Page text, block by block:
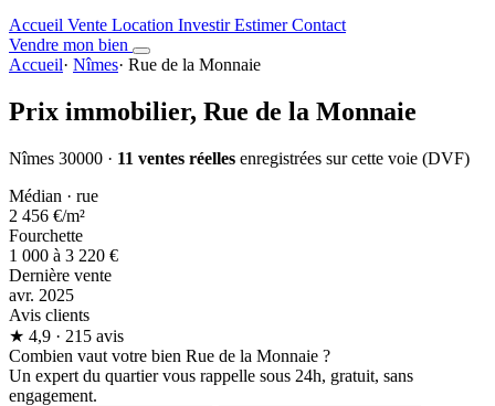
Accueil Vente Location InvestirEstimerContact
Vendre mon bien
Accueil· Nîmes· Rue de la Monnaie
Prix immobilier, Rue de la Monnaie
Nîmes 30000 · 11 ventes réelles enregistrées sur cette voie (DVF)
Médian · rue
2 456 €/m²
Fourchette
1 000 à 3 220 €
Dernière vente
avr. 2025
Avis clients
★ 4,9 · 215 avis
Combien vaut votre bien Rue de la Monnaie ?
Un expert du quartier vous rappelle sous 24h, gratuit, sans
engagement.